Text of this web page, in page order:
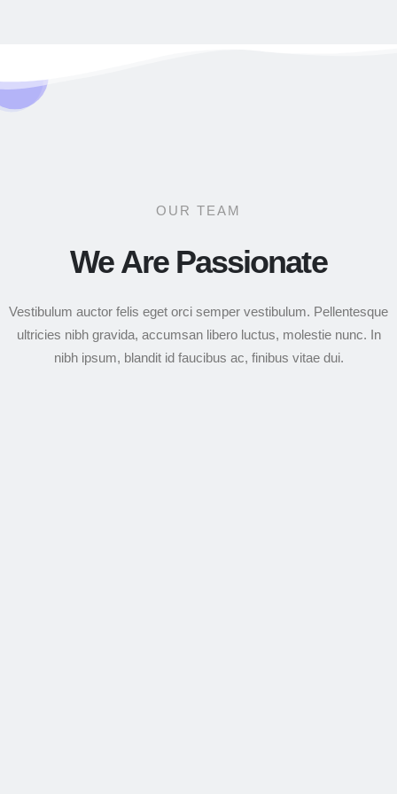
OUR TEAM
We Are Passionate
Vestibulum auctor felis eget orci semper vestibulum. Pellentesque
ultricies nibh gravida, accumsan libero luctus, molestie nunc. In
nibh ipsum, blandit id faucibus ac, finibus vitae dui.